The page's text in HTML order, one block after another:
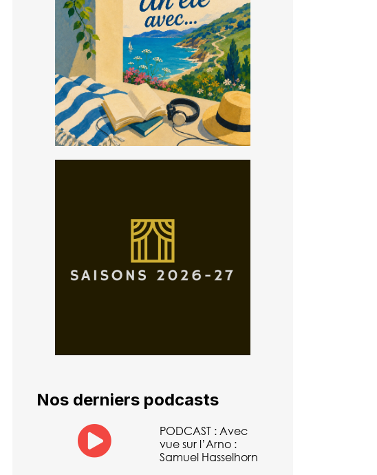
Nos derniers podcasts
PODCAST : Avec
vue sur l’Arno :
Samuel Hasselhorn